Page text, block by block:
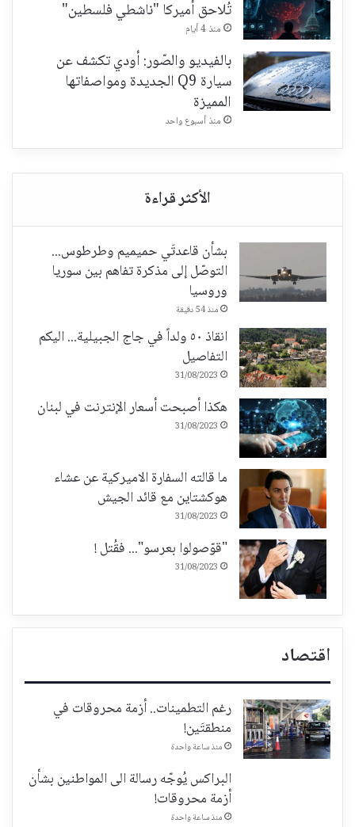
تُلاحق أميركا "ناشطي فلسطين"
منذ 4 أيام
بالفيديو والصّور: أودي تكشف عن
سيارة Q9 الجديدة ومواصفاتها
المميزة
منذ أسبوع واحد
بشأن قاعدتَي حميميم وطرطوس...
التوصّل إلى مذكرة تفاهم بين سوريا
وروسيا
منذ 54 دقيقة
انقاذ ٥٠ ولداً في جاج الجبيلية... اليكم
التفاصيل
31/08/2023
هكذا أصبحت أسعار الإنترنت في لبنان
31/08/2023
ما قالته السفارة الاميركية عن عشاء
هوكشتاين مع قائد الجيش
31/08/2023
"قوّصولوا بعرسو"... فقُتل !
31/08/2023
اقتصاد
رغم التطمينات.. أزمة محروقات في
منطقتَين!
منذ ساعة واحدة
البراكس يُوجّه رسالة الى المواطنين بشأن
أزمة محروقات!
منذ ساعة واحدة